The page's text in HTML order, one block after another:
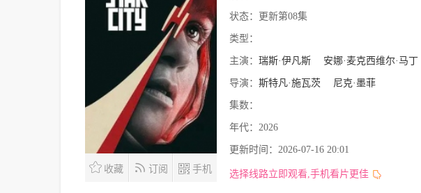
收藏 订阅 手机
状态： 更新第08集
类型：
主演： 瑞斯·伊凡斯 安娜·麦克西维尔·马丁
导演： 斯特凡·施瓦茨 尼克·墨菲
集数：
年代： 2026
更新时间： 2026-07-16 20:01
选择线路立即观看,手机看片更佳